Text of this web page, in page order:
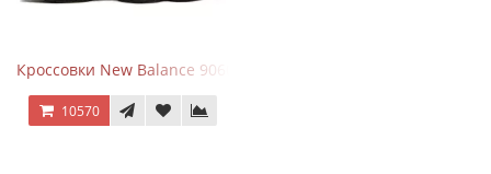
Кроссовки New Balance 9060 Black Castlerock
10570